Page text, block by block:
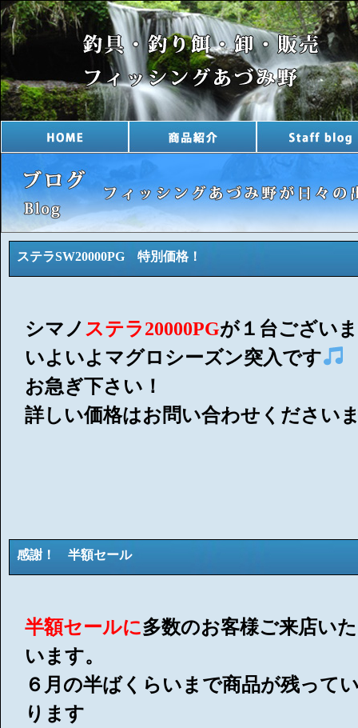
ステラSW20000PG 特別価格！
シマノ ステラ20000PGが１台ござい
いよいよマグロシーズン突入です
お急ぎ下さい！
詳しい価格はお問い合わせください
感謝！ 半額セール
半額セールに多数のお客様ご来店い
います。
６月の半ばくらいまで商品が残って
ります